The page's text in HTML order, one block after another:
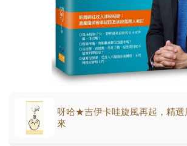
呀哈★吉伊卡哇旋風再起，精選
來